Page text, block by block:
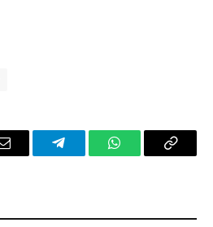
Email TelegramWhatsAppCopy